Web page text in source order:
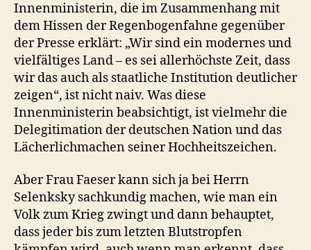
Innenministerin, die im Zusammenhang mit
dem Hissen der Regenbogenfahne gegenüber
der Presse erklärt: „Wir sind ein modernes und
vielfältiges Land – es sei allerhöchste Zeit, dass
wir das auch als staatliche Institution deutlicher
zeigen“, ist nicht naiv. Was diese
Innenministerin beabsichtigt, ist vielmehr die
Delegitimation der deutschen Nation und das
Lächerlichmachen seiner Hochheitszeichen.
Aber Frau Faeser kann sich ja bei Herrn
Selenksky sachkundig machen, wie man ein
Volk zum Krieg zwingt und dann behauptet,
dass jeder bis zum letzten Blutstropfen